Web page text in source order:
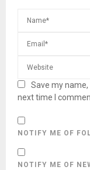
Save my
next time I
NOTIFY ME OF
NOTIFY ME OF